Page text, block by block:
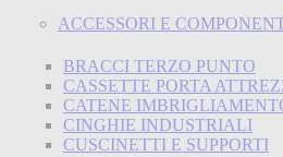
ACCESSORI E
BRACCI TERZO PUNTO
CASSETTE PORTA
CATENE
CINGHIE INDUSTRIALI
CUSCINETTI E SUPPORTI